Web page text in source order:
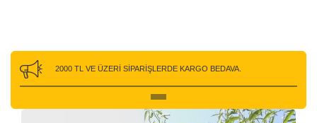
2000 TL VE ÜZERİ SİPARİŞLERDE KARGO BEDAVA.